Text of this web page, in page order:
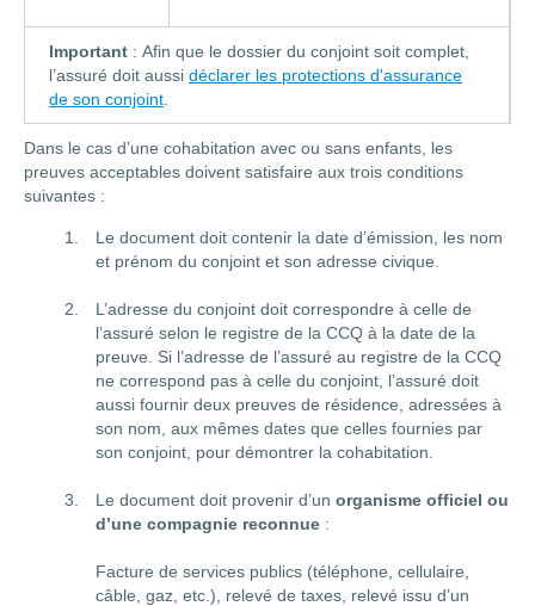
Important : Afin que le dossier du conjoint soit complet,
l’assuré doit aussi déclarer les protections d'assurance
de son conjoint
Dans le cas d’une cohabitation avec ou sans enfants, les
preuves acceptables doivent satisfaire aux trois conditions
suivantes :
Le document doit contenir la date d’émission, les nom
et prénom du conjoint et son adresse civique.
L’adresse du conjoint doit correspondre à celle de
l’assuré selon le registre de la CCQ à la date de la
preuve. Si l’adresse de l’assuré au registre de la CCQ
ne correspond pas à celle du conjoint, l’assuré doit
aussi fournir deux preuves de résidence, adressées à
son nom, aux mêmes dates que celles fournies par
son conjoint, pour démontrer la cohabitation.
Le document doit provenir d’un organisme officiel ou
d’une compagnie reconnue :
Facture de services publics (téléphone, cellulaire,
câble, gaz, etc.), relevé de taxes, relevé issu d’un